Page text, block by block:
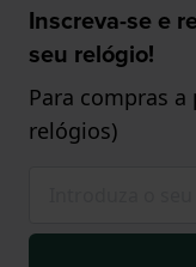
Inscreva-se e
seu relógio!
Para compras
relógios)